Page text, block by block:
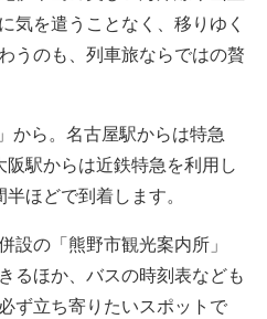
気を遣うことなく、移りゆく
うのも、列車旅ならではの贅
から。名古屋駅からは特急
阪駅からは近鉄特急を利用し
ほどで到着します。
設の「熊野市観光案内所」
るほか、バスの時刻表なども
ず立ち寄りたいスポットで